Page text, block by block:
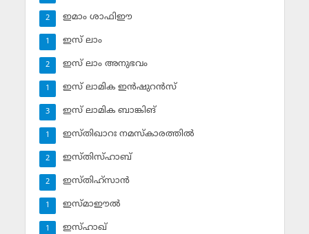
ഇമാം ശാഫിഈ
2
ഇസ് ലാം
1
ഇസ് ലാം അനുഭവം
2
ഇസ് ലാമിക ഇന്‍ഷുറന്‍സ്‌
1
ഇസ് ലാമിക ബാങ്കിങ്‌
3
ഇസ്തിഖാറഃ നമസ്‌കാരത്തില്‍
1
ഇസ്തിസ്ഹാബ്
2
ഇസ്തിഹ്‌സാന്‍
2
ഇസ്മാഈല്‍
1
ഇസ്ഹാഖ്‌
1